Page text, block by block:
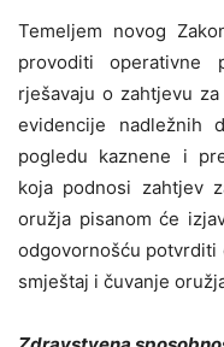
Temeljem novog
provoditi
rješavaju o zahtjevu
evidencije nadležnih
pogledu kaznene i
koja podnosi zahtjev
oružja pisanom će
odgovornošću potvrditi
smještaj i čuvanje